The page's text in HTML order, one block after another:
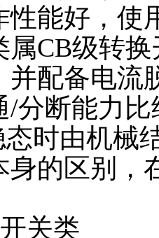
市镇方斗岩工业区
性能好，使
属CB级转
并配备电流
/分断能力
时由机械
身的区别，
关类